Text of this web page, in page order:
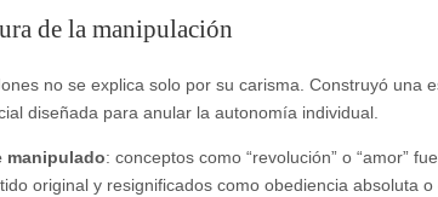
de la manipulación
no se explica solo por su carisma. Construyó una
diseñada para anular la autonomía individual.
manipulado: conceptos como “revolución” o “amor”
original y resignificados como obediencia absoluta